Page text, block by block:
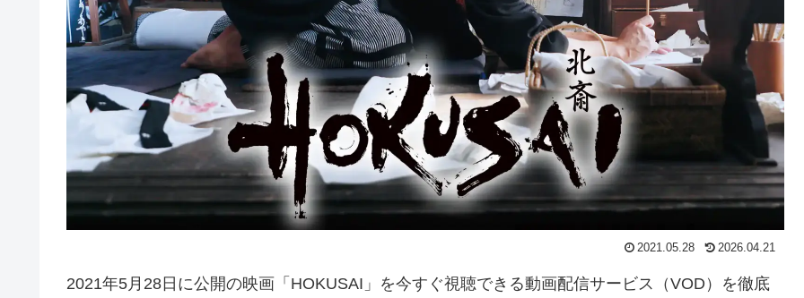
2021.05.28 2026.04.21
2021年5月28日に公開の映画「HOKUSAI」を今すぐ視聴できる動画配信サービス（VOD）を徹底